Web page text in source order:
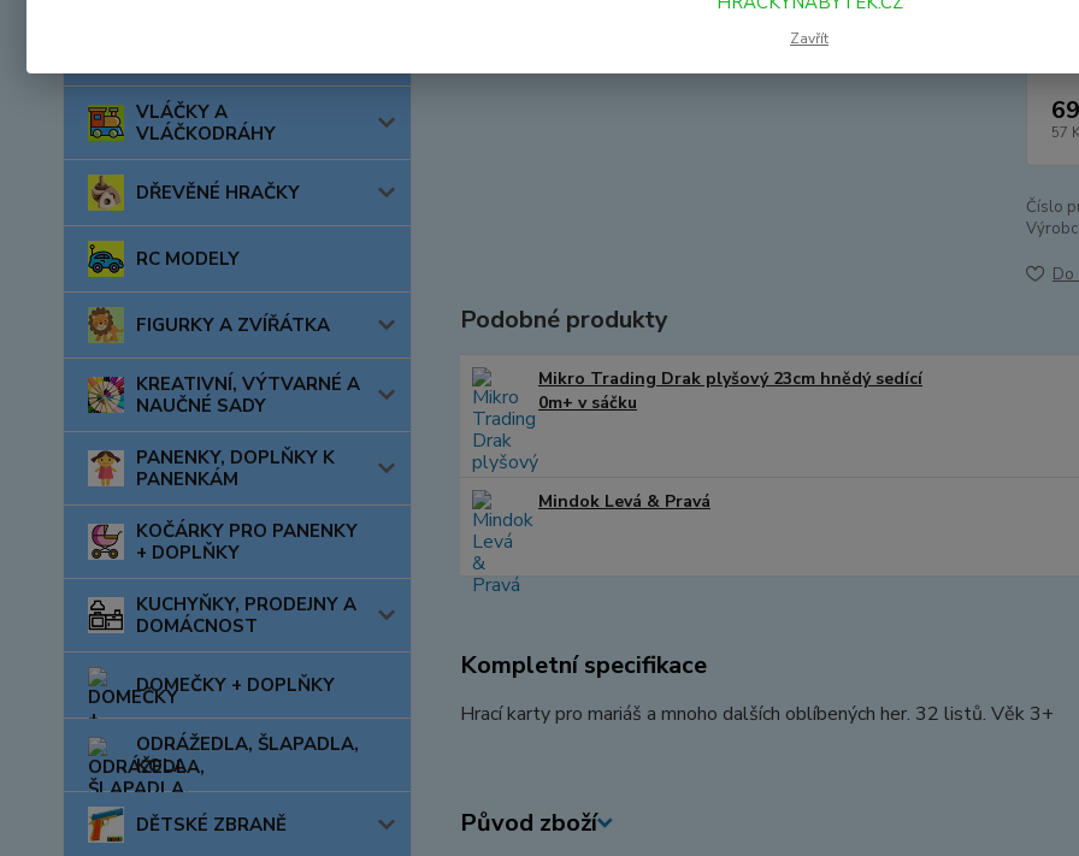
VLÁČKY A
VLÁČKODRÁHY
DŘEVĚNÉ HRAČKY
RC MODELY
FIGURKY A ZVÍŘÁTKA
KREATIVNÍ, VÝTVARNÉ A
NAUČNÉ SADY
PANENKY, DOPLŇKY K
PANENKÁM
KOČÁRKY PRO PANENKY
+ DOPLŇKY
KUCHYŇKY, PRODEJNY A
DOMÁCNOST
DOMEČKY + DOPLŇKY
ODRÁŽEDLA, ŠLAPADLA,
KOLA
DĚTSKÉ ZBRANĚ
57
Číslo
Do
Podobné produkty
Mikro Trading Drak plyšový 23cm hnědý sedící
0m+ v sáčku
Mindok Levá & Pravá
Kompletní specifikace
Hrací karty pro mariáš a mnoho dalších oblíbených her. 32 listů. Věk 3+
Původ zboží
Zavřít